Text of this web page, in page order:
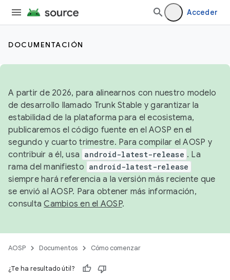
Acceder
DOCUMENTACIÓN
A partir de 2026, para alinearnos con nuestro modelo
de desarrollo llamado Trunk Stable y garantizar la
estabilidad de la plataforma para el ecosistema,
publicaremos el código fuente en el AOSP en el
segundo y cuarto trimestre. Para compilar el AOSP y
contribuir a él, usa android-latest-release . La
rama del manifiesto android-latest-release
siempre hará referencia a la versión más reciente que
se envió al AOSP. Para obtener más información,
consultaCambios en el AOSP.
AOSP Documentos Cómo comenzar
¿Te ha resultado útil?